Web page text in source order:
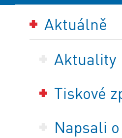
Aktuálně
Aktuality
Tiskové
Napsali